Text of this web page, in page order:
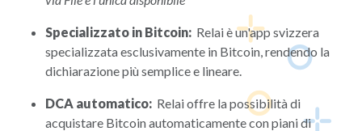
Specializzato in Bitcoin: Relai è un'app svizzera
specializzata esclusivamente in Bitcoin, rendendo la
dichiarazione più semplice e lineare.
DCA automatico: Relai offre la possibilità di
acquistare Bitcoin automaticamente con piani di